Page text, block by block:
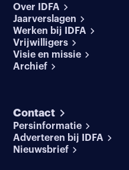
Over IDFA
Jaarverslagen
Werken bij IDFA
Vrijwilligers
Visie en missie
Archief
Contact
Persinformatie
Adverteren bij IDFA
Nieuwsbrief